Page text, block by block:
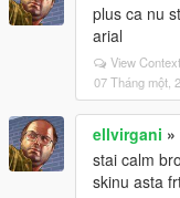
plus ca nu
arial
View Context
07 Tháng một,
ellvirgani »
stai calm
skinu asta